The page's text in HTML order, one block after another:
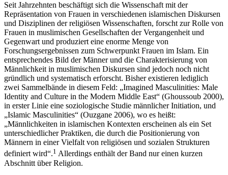
Seit Jahrzehnten beschäftigt sich die Wissenschaft mit der
Repräsentation von Frauen in verschiedenen islamischen Diskursen
und Disziplinen der religiösen Wissenschaften, forscht zur Rolle von
Frauen in muslimischen Gesellschaften der Vergangenheit und
Gegenwart und produziert eine enorme Menge von
Forschungsergebnissen zum SchwerpunktFrauen im Islam. Ein
entsprechendes Bild der Männer und die Charakterisierung von
Männlichkeit in muslimischen Diskursen sind jedoch noch nicht
gründlich und systematisch erforscht. Bisher existieren lediglich
zwei Sammelbände in diesem Feld: „Imagined Masculinities: Male
Identity and Culture in the Modern Middle East“ (Ghoussoub 2000),
in erster Linie eine soziologische Studie männlicher Initiation, und
„Islamic Masculinities“ (Ouzgane 2006), wo es heißt:
„Männlichkeiten in islamischen Kontexten erscheinen als ein Set
unterschiedlicher Praktiken, die durch die Positionierung von
Männern in einer Vielfalt von religiösen und sozialen Strukturen
definiert wird“.1 Allerdings enthält der Band nur einen kurzen
Abschnitt über Religion.